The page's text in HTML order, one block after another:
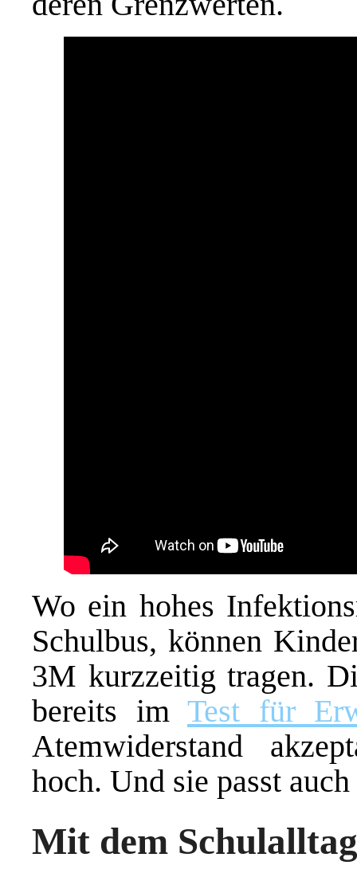
Wo ein hohes
Schulbus, können
3M kurzzeitig tragen.
bereits im Test für
Atemwiderstand
hoch. Und sie passt
Mit dem